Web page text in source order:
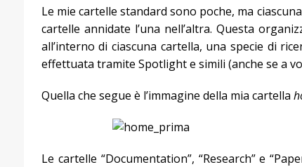
Le mie cartelle standard sono poche, ma
cartelle annidate l’una nell’altra. Questa
all’interno di ciascuna cartella, una specie di
effettuata tramite Spotlight e simili (anche se a
Quella che segue è l’immagine della mia cartella
Le cartelle “Documentation”, “Research” e